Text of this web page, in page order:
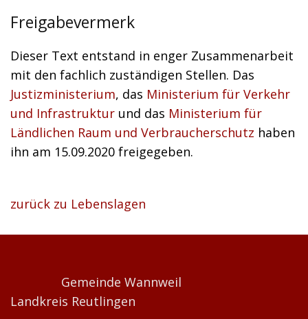
Freigabevermerk
Dieser Text entstand in enger Zusammenarbeit
mit den fachlich zuständigen Stellen. Das
Justizministerium, das Ministerium für Verkehr
und Infrastruktur und das Ministerium für
Ländlichen Raum und Verbraucherschutz haben
ihn am 15.09.2020 freigegeben.
zurück zu Lebenslagen
Gemeinde Wannweil
Landkreis Reutlingen